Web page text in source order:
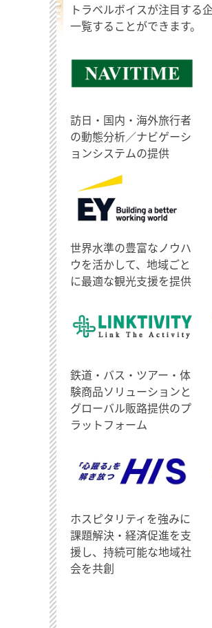
トラベルボイスが注目する
一覧することができます。
訪日・国内・海外旅行者
の動態分析／ナビゲーシ
ョンシステムの提供
世界水準の豊富なノウハ
ウを活かして、地域ごと
に最適な観光支援を提供
鉄道・バス・ツアー・体
験商品ソリューションと
グローバル販路提供のプ
ラットフォーム
ホスピタリティを強みに
課題解決・経済促進を支
援し、持続可能な地域社
会を共創